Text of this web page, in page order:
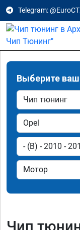
Telegram:
Выберите
Чип